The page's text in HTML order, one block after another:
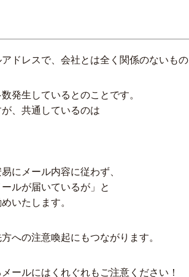
ドレスで、会社とは全く関係のないもの
発生しているとのことです。
、共通しているのは
にメール内容に従わず、
ルが届いているが」と
いたします。
への注意喚起にもつながります。
ールにはくれぐれもご注意ください！